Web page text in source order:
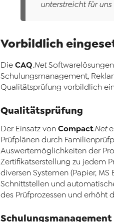
unterstreicht für
Vorbildlich
Die CAQ.Net
Schulungsmanagement,
Qualitätsprüfung vorbildlich
Qualitätsprüfung
Der Einsatz von Compact.Net
Prüfplänen durch
Auswertemöglichkeiten der
Zertifikatserstellung zu jedem
diversen Systemen (Papier,
Schnittstellen und
des Prüfprozessen und erhöht
Schulungsmanagement